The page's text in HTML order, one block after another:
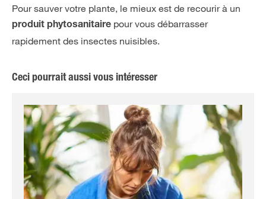
Pour sauver votre plante, le mieux est de recourir à un
produit phytosanitaire pour vous débarrasser
rapidement des insectes nuisibles.
Ceci pourrait aussi vous intéresser